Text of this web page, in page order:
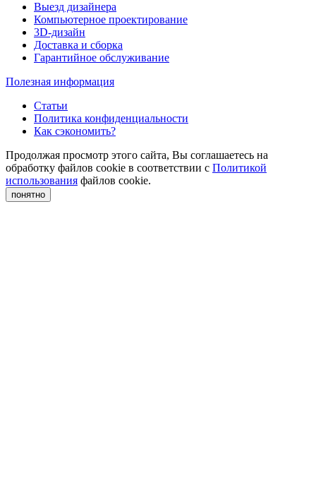
Выезд дизайнера
Компьютерное проектирование
3D-дизайн
Доставка и сборка
Гарантийное обслуживание
Полезная информация
Статьи
Политика конфиденциальности
Как сэкономить?
Продолжая просмотр этого сайта, Вы соглашаетесь на
обработку файлов cookie в соответствии с Политикой
использования файлов cookie.
понятно